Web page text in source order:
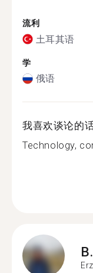
流利
土耳其语
学
俄语
我喜欢谈论的
Technology,
B.